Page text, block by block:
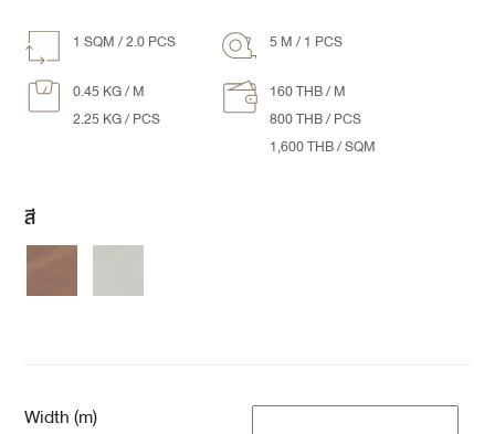
1 SQM / 2.0 PCS 5 M / 1 PCS
0.45 KG / M
2.25 KG / PCS
160 THB / M
800 THB / PCS
1,600 THB / SQM
สี
Width (m)